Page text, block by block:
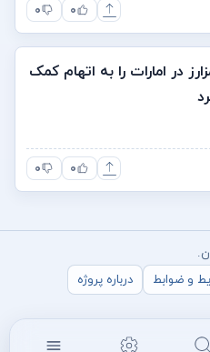
۰ ۰
در امارات را به اتهام کمک
۰ ۰
و ضوابط درباره پروژه